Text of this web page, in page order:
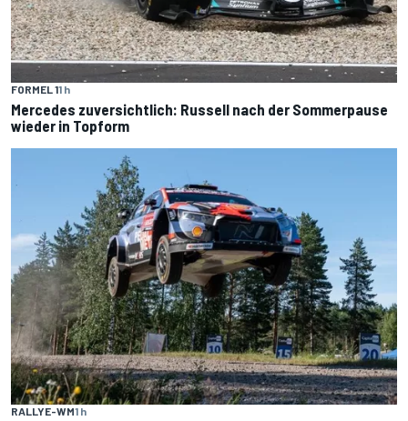
FORMEL 11 h
Mercedes zuversichtlich: Russell nach der Sommerpause
wieder in Topform
RALLYE-WM1 h